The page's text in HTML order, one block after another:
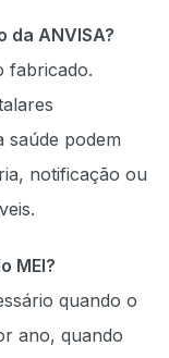
da ANVISA?
fabricado.
saúde podem
notificação ou
MEI?
quando o
ano, quando